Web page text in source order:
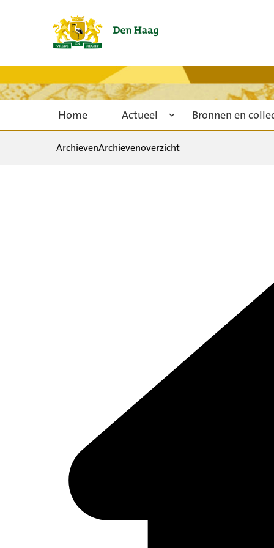
Home Actueel Bronnen en
ArchievenArchievenoverzicht